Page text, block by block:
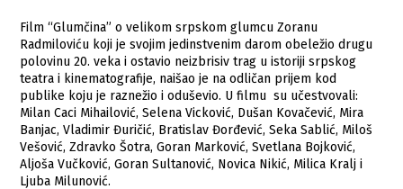
Film “Glumčina” o velikom srpskom glumcu Zoranu
Radmiloviću koji je svojim jedinstvenim darom obeležio drugu
polovinu 20. veka i ostavio neizbrisiv trag u istoriji srpskog
teatra i kinematografije, naišao je na odličan prijem kod
publike koju je raznežio i oduševio. U filmu su učestvovali:
Milan Caci Mihailović, Selena Vicković, Dušan Kovačević, Mira
Banjac, Vladimir Đuričić, Bratislav Đorđević, Seka Sablić, Miloš
Vešović, Zdravko Šotra, Goran Marković, Svetlana Bojković,
Aljoša Vučković, Goran Sultanović, Novica Nikić, Milica Kralj i
Ljuba Milunović.